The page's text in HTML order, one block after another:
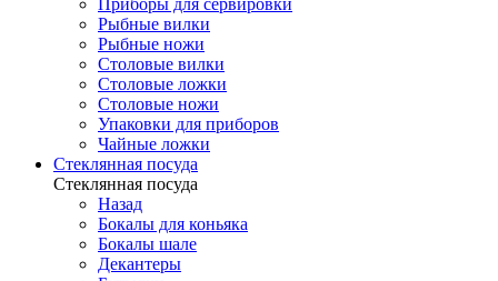
Рыбные вилки
Рыбные ножи
Столовые вилки
Столовые ложки
Столовые ножи
Упаковки для приборов
Чайные ложки
Стеклянная посуда
Стеклянная посуда
Назад
Бокалы для коньяка
Бокалы шале
Декантеры